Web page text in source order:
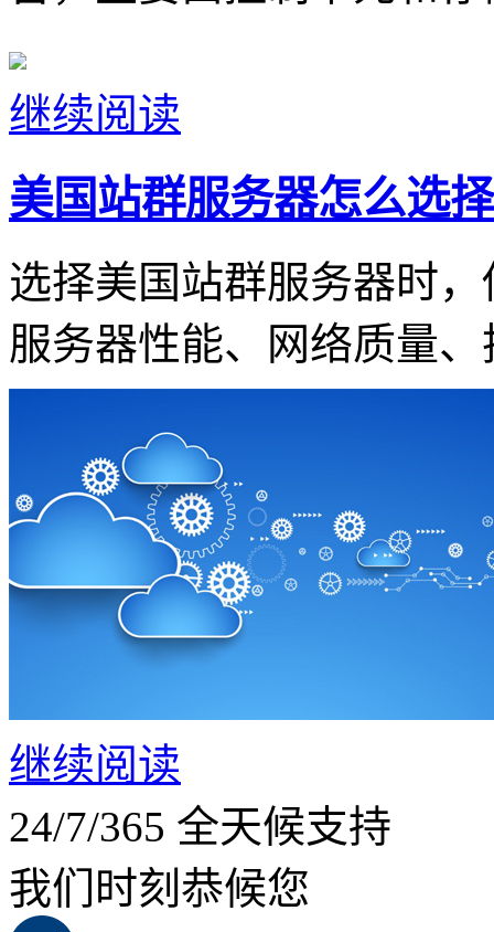
继续阅读
美国站群服务器怎么选择
选择美国站群服务器时
服务器性能、网络质量
继续阅读
24/7/365 全天候支持
我们时刻恭候您